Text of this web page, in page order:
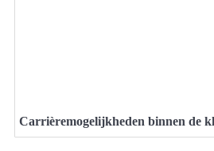
Carrièremogelijkheden binnen de